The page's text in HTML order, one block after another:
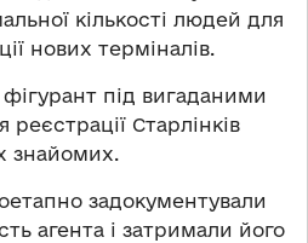
кількості людей для
нових терміналів.
під вигаданими
Старлінків
знайомих.
задокументували
агента і затримали його